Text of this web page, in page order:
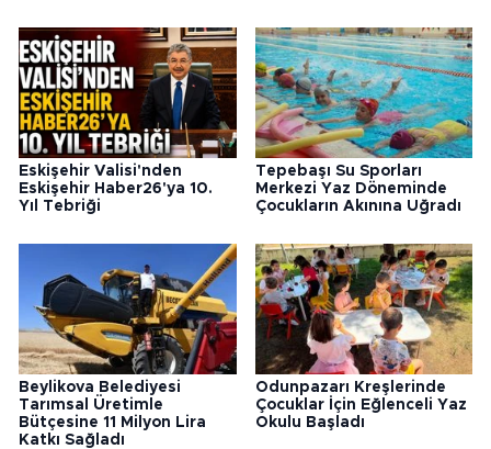
Eskişehir Valisi'nden
Eskişehir Haber26'ya 10.
Yıl Tebriği
Tepebaşı Su Sporları
Merkezi Yaz Döneminde
Çocukların Akınına Uğradı
Beylikova Belediyesi
Tarımsal Üretimle
Bütçesine 11 Milyon Lira
Katkı Sağladı
Odunpazarı Kreşlerinde
Çocuklar İçin Eğlenceli Yaz
Okulu Başladı